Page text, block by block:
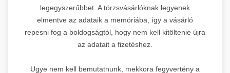
legegyszerűbbet. A törzsvásárlóknak legyenek
elmentve az adataik a memóriába, így a vásárló
repesni fog a boldogságtól, hogy nem kell kitöltenie újra
az adatait a fizetéshez.
Ugye nem kell bemutatnunk, mekkora fegyvertény a